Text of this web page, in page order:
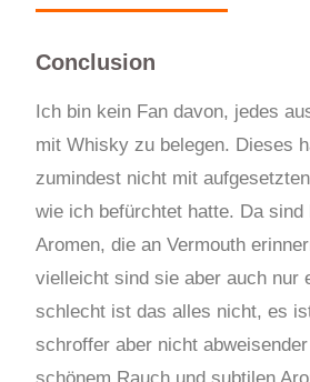
Conclusion
Ich bin kein Fan davon, jedes
mit Whisky zu belegen. Dieses
zumindest nicht mit
wie ich befürchtet hatte. Da sind
Aromen, die an Vermouth
vielleicht sind sie aber auch nur
schlecht ist das alles nicht, es
schroffer aber nicht